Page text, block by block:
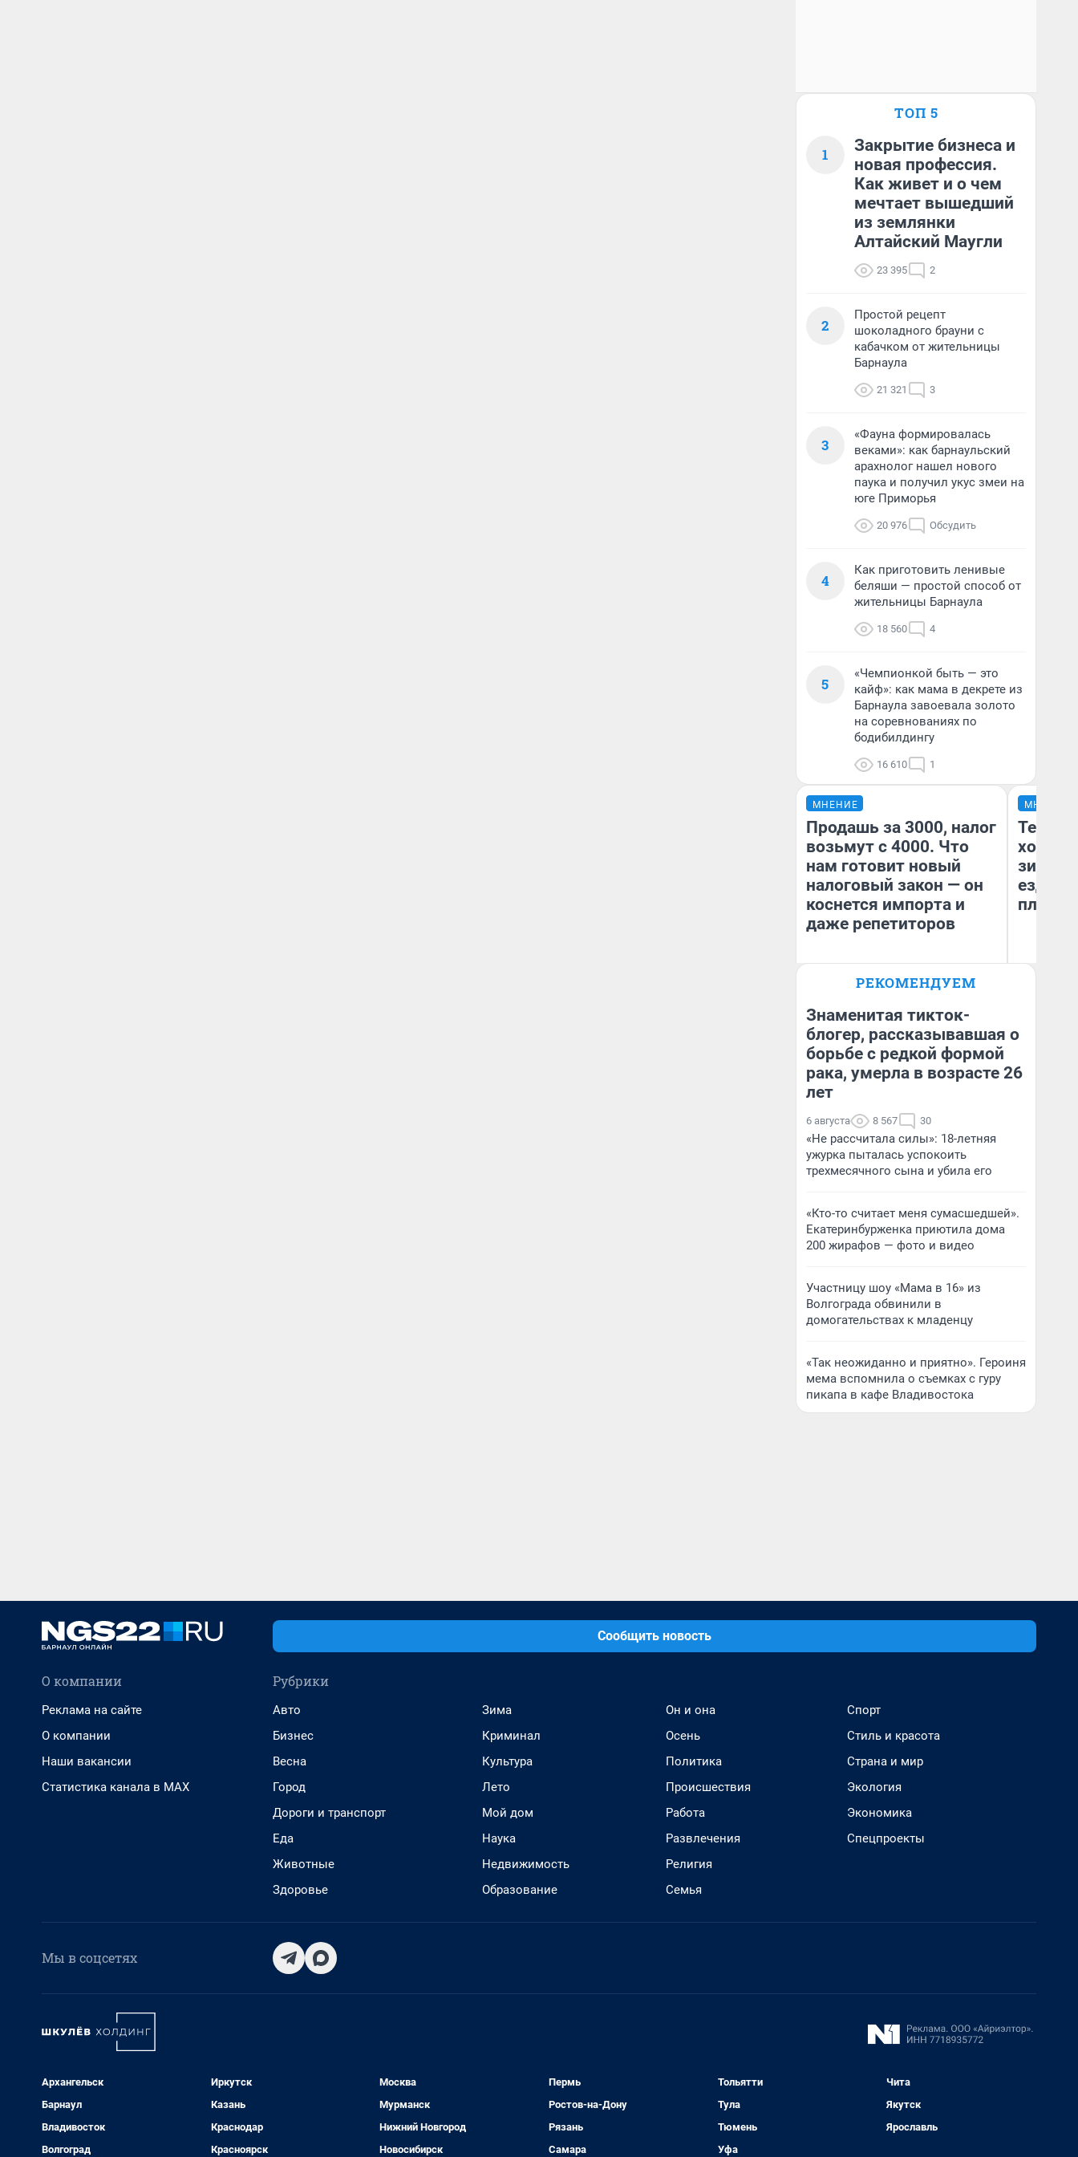
ТОП 5
1
Закрытие бизнеса и
новая профессия.
Как живет и о чем
мечтает вышедший
из землянки
Алтайский Маугли
23 395 2
2
Простой рецепт
шоколадного брауни с
кабачком от жительницы
Барнаула
21 321 3
3
«Фауна формировалась
веками»: как барнаульский
арахнолог нашел нового
паука и получил укус змеи на
юге Приморья
20 976 Обсудить
4
Как приготовить ленивые
беляши — простой способ от
жительницы Барнаула
18 560 4
5
«Чемпионкой быть — это
кайф»: как мама в декрете из
Барнаула завоевала золото
на соревнованиях по
бодибилдингу
16 610 1
МНЕНИЕ
Продашь за 3000, налог
возьмут с 4000. Что
нам готовит новый
налоговый закон — он
коснется импорта и
даже репетиторов
Анастасия Завгородняя
МНЕНИЕ
Тепло
зимой.
ездит
плюсы
РЕКОМЕНДУЕМ
Знаменитая тикток-
блогер, рассказывавшая о
борьбе с редкой формой
рака, умерла в возрасте 26
лет
6 августа 8 567 30
«Не рассчитала силы»: 18-летняя
ужурка пыталась успокоить
трехмесячного сына и убила его
«Кто-то считает меня сумасшедшей».
Екатеринбурженка приютила дома
200 жирафов — фото и видео
Участницу шоу «Мама в 16» из
Волгограда обвинили в
домогательствах к младенцу
«Так неожиданно и приятно». Героиня
мема вспомнила о съемках с гуру
пикапа в кафе Владивостока
Сообщить новость
О компании
Реклама на сайте
О компании
Наши вакансии
Статистика канала в MAX
Рубрики
Авто
Бизнес
Весна
Город
Дороги и транспорт
Еда
Животные
Здоровье
Зима
Криминал
Культура
Лето
Мой дом
Наука
Недвижимость
Образование
Он и она
Осень
Политика
Происшествия
Работа
Развлечения
Религия
Семья
Спорт
Стиль и красота
Страна и мир
Экология
Экономика
Спецпроекты
Мы в соцсетях
Архангельск
Барнаул
Владивосток
Волгоград
Иркутск
Казань
Краснодар
Красноярск
Москва
Мурманск
Нижний Новгород
Новосибирск
Пермь
Ростов-на-Дону
Рязань
Самара
Тольятти
Тула
Тюмень
Уфа
Чита
Якутск
Ярославль